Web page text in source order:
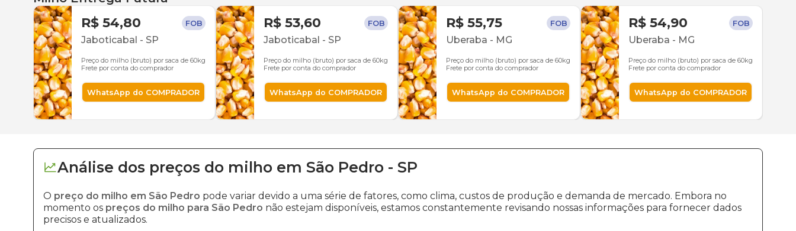
R$ 54,80 FOB
Jaboticabal - SP
Preço do milho (bruto) por saca de 60kg
Frete por conta do comprador
WhatsApp do COMPRADOR
R$ 53,60 FOB
Jaboticabal - SP
Preço do milho (bruto) por saca de 60kg
Frete por conta do comprador
WhatsApp do COMPRADOR
R$ 55,75 FOB
Uberaba - MG
Preço do milho (bruto) por saca de 60kg
Frete por conta do comprador
WhatsApp do COMPRADOR
R$ 54,90 FOB
Uberaba - MG
Preço do milho (bruto) por saca de 60kg
Frete por conta do comprador
WhatsApp do COMPRADOR
Análise dos preços do milho em São Pedro - SP
O preço do milho em São Pedro pode variar devido a uma série de fatores, como clima, custos de produção e demanda de mercado. Embora no
momento os preços do milho para São Pedro não estejam disponíveis, estamos constantemente revisando nossas informações para fornecer dados
precisos e atualizados.